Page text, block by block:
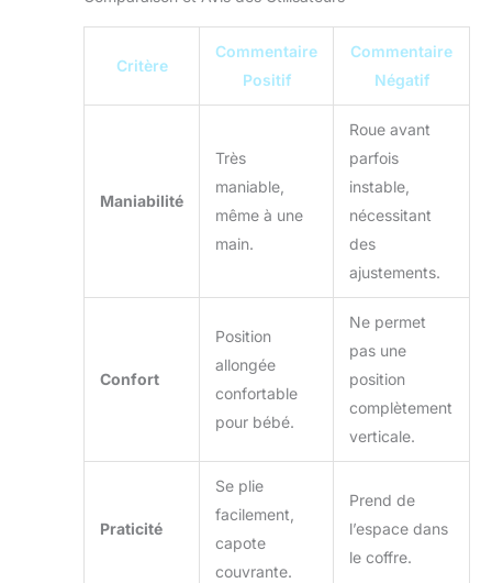
Critère
Commentaire
Positif
Commentaire
Négatif
Maniabilité
Très
maniable,
même à une
main.
Roue avant
parfois
instable,
nécessitant
des
ajustements.
Confort
Position
allongée
confortable
pour bébé.
Ne permet
pas une
position
complètement
verticale.
Praticité
Se plie
facilement,
capote
couvrante.
Prend de
l’espace dans
le coffre.